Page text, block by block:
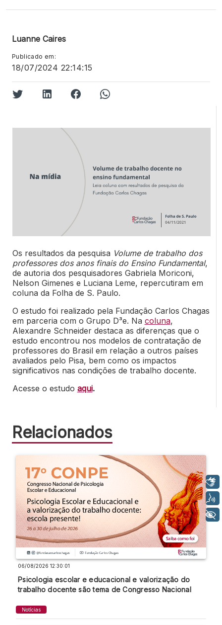
Luanne Caires
Publicado em:
18/07/2024 22:14:15
Os resultados da pesquisa Volume de trabalho dos
professores dos anos finais do Ensino Fundamental,
de autoria dos pesquisadores Gabriela Moriconi,
Nelson Gimenes e Luciana Leme, repercutiram em
coluna da Folha de S. Paulo.
O estudo foi realizado pela Fundação Carlos Chagas
em parceria com o Grupo D³e. Na coluna,
Alexandre Schneider destaca as diferenças que o
estudo encontrou nos modelos de contratação de
professores do Brasil em relação a outros países
avaliados pelo Pisa, bem como os impactos
significativos nas condições de trabalho docente.
Acesse o estudo aqui.
Relacionados
06/08/2026 12:30:01
Psicologia escolar e educacional e valorização do
trabalho docente são tema de Congresso Nacional
Notícias
Libras
Voz
+ Acessibilidade